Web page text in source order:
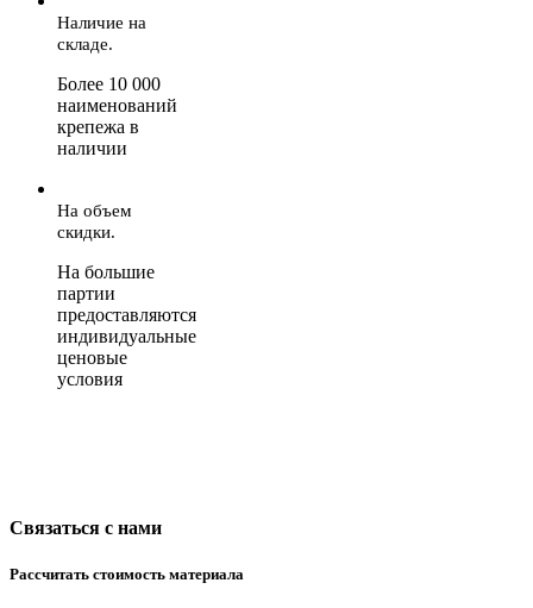
Наличие на
складе.
Более 10 000
наименований
крепежа в
наличии
На объем
скидки.
На большие
партии
предоставляются
индивидуальные
ценовые
условия
Связаться с нами
Рассчитать стоимость материала